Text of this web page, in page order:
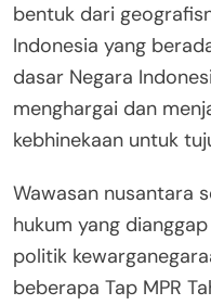
bentuk dari
Indonesia yang
dasar Negara
menghargai dan
kebhinekaan untuk
Wawasan nusantara
hukum yang
politik
beberapa Tap MPR